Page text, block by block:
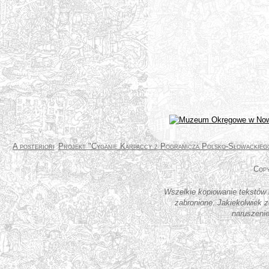
A posteriori Projekt "Cyganie Karpaccy z Pogranicza Polsko-
Wszelkie kopiowanie
zabronione. Jakiekolwiek